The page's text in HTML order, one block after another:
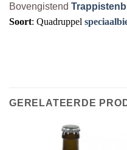
Bovengistend
Soort: Quadruppel
GERELATEERDE